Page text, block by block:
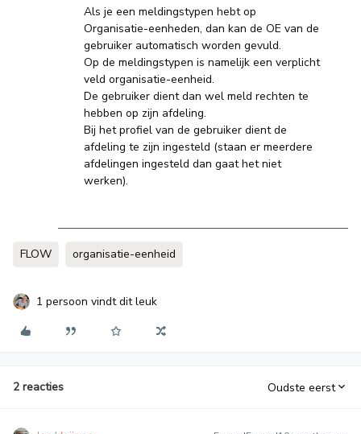
Als je een meldingstypen hebt op
Organisatie-eenheden, dan kan de OE van de
gebruiker automatisch worden gevuld.
Op de meldingstypen is namelijk een verplicht
veld organisatie-eenheid.
De gebruiker dient dan wel meld rechten te
hebben op zijn afdeling.
Bij het profiel van de gebruiker dient de
afdeling te zijn ingesteld (staan er meerdere
afdelingen ingesteld dan gaat het niet
werken).
FLOW organisatie-eenheid
1 persoon vindt dit leuk
2 reacties Oudste eerst